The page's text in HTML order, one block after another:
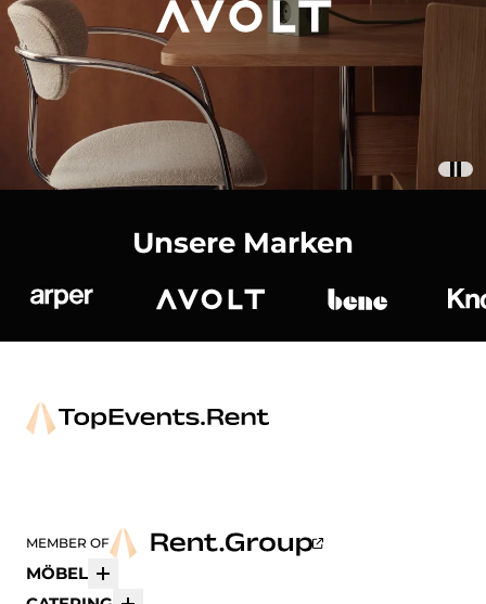
Unsere Marken
MEMBER OF
MÖBEL